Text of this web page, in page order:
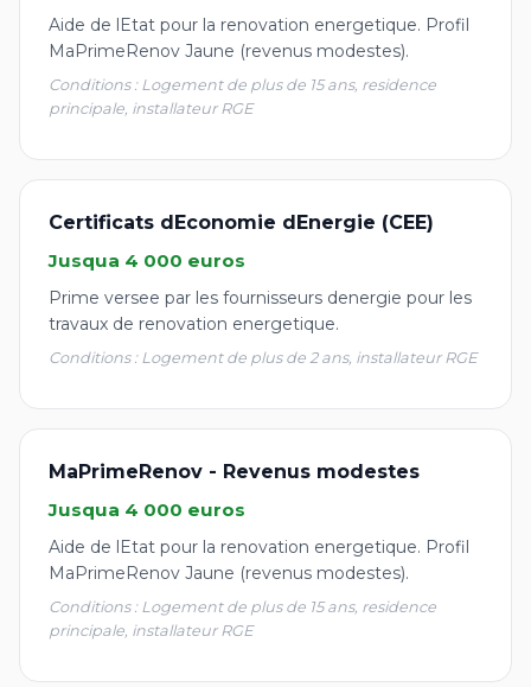
Aide de lEtat pour la renovation energetique. Profil
MaPrimeRenov Jaune (revenus modestes).
Conditions : Logement de plus de 15 ans, residence
principale, installateur RGE
Certificats dEconomie dEnergie (CEE)
Jusqua 4 000 euros
Prime versee par les fournisseurs denergie pour les
travaux de renovation energetique.
Conditions : Logement de plus de 2 ans, installateur RGE
MaPrimeRenov - Revenus modestes
Jusqua 4 000 euros
Aide de lEtat pour la renovation energetique. Profil
MaPrimeRenov Jaune (revenus modestes).
Conditions : Logement de plus de 15 ans, residence
principale, installateur RGE